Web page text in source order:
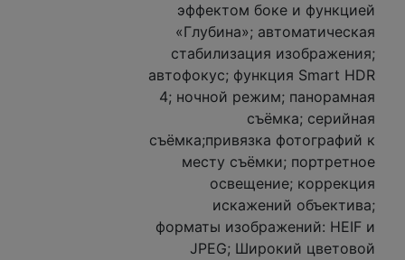
эффектом боке и функцией
«Глубина»; автоматическая
стабилизация изображения;
автофокус; функция Smart HDR
4; ночной режим; панорамная
съёмка; серийная
съëмка;привязка фотографий к
месту съёмки; портретное
освещение; коррекция
искажений объектива;
форматы изображений: HEIF и
JPEG; Широкий цветовой